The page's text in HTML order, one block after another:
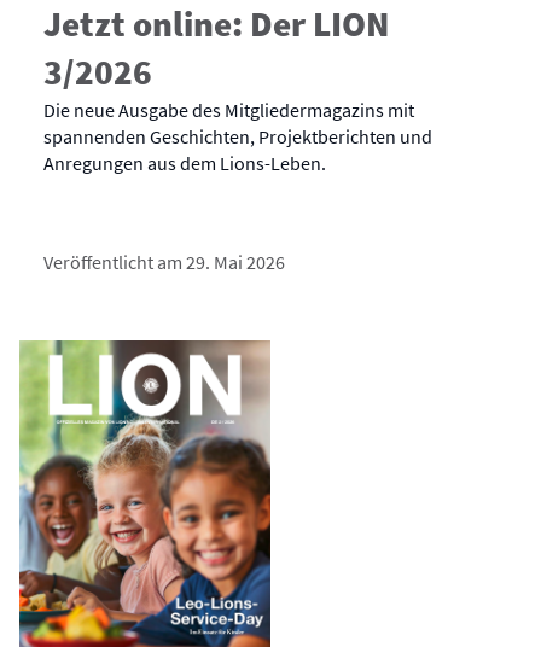
Jetzt online: Der LION
3/2026
Die neue Ausgabe des Mitgliedermagazins mit
spannenden Geschichten, Projektberichten und
Anregungen aus dem Lions-Leben.
Veröffentlicht am 29. Mai 2026